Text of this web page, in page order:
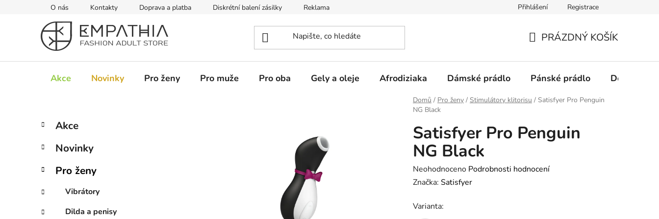
O nás Kontakty Doprava a platba Diskrétní balení zásilky Reklamace Podmínky ochrany osobních údajů
Přihlášení Registrace
KOŠÍK
PRÁZDNÝ KOŠÍK
Akce Novinky Pro ženy Pro muže Pro oba Gely a oleje Afrodiziaka Dámské prádlo Pánské prádlo Doplňky
Domů / Pro ženy / Stimulátory klitorisu / Satisfyer Pro Penguin
NG Black
P
s
r
n
n
Přeskočit
kategorie
K
a
e
o
i
Akce
Novinky
Pro ženy
Vibrátory
Dilda a penisy
Satisfyer Pro Penguin
NG Black
Průměrné
hodnocení
je
Neohodnoceno Podrobnosti hodnocení
Značka: Satisfyer
Varianta: